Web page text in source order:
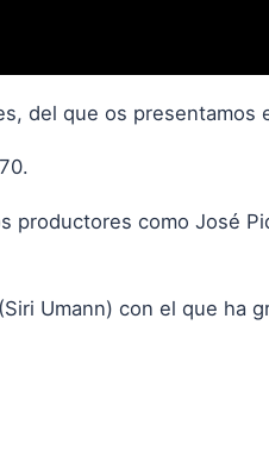
del que os presentamos
productores como José
Umann) con el que ha